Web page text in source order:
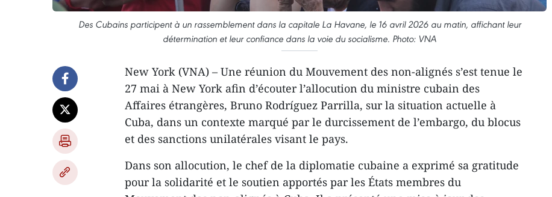
Des Cubains participent à un rassemblement dans la capitale La Havane, le 16 avril 2026 au matin, affichant leur
détermination et leur confiance dans la voie du socialisme. Photo: VNA
New York (VNA) – Une réunion du Mouvement des non-alignés s’est tenue le
27 mai à New York afin d’écouter l’allocution du ministre cubain des
Affaires étrangères, Bruno Rodríguez Parrilla, sur la situation actuelle à
Cuba, dans un contexte marqué par le durcissement de l’embargo, du blocus
et des sanctions unilatérales visant le pays.
Dans son allocution, le chef de la diplomatie cubaine a exprimé sa gratitude
pour la solidarité et le soutien apportés par les États membres du